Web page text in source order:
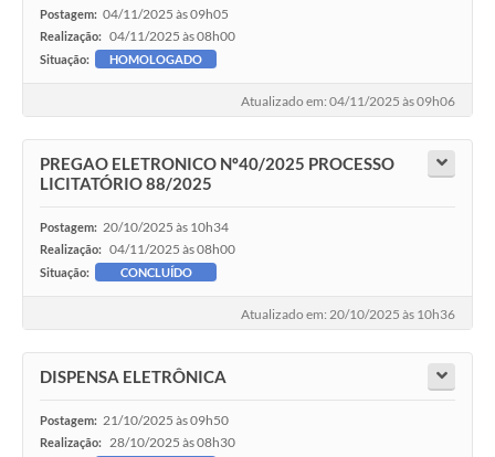
Postagem: 04/11/2025 às 09h05
Realização: 04/11/2025 às 08h00
Situação: HOMOLOGADO
Atualizado em: 04/11/2025 às 09h06
PREGAO ELETRONICO Nº40/2025 PROCESSO
LICITATÓRIO 88/2025
Postagem: 20/10/2025 às 10h34
Realização: 04/11/2025 às 08h00
Situação: CONCLUÍDO
Atualizado em: 20/10/2025 às 10h36
DISPENSA ELETRÔNICA
Postagem: 21/10/2025 às 09h50
Realização: 28/10/2025 às 08h30